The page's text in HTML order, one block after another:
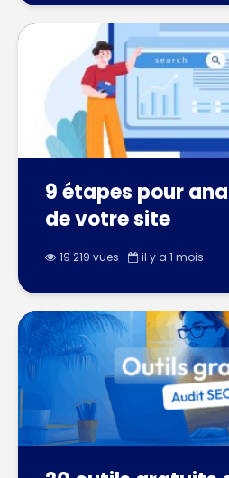
9 étapes pour
de votre site
19 219 vues il y a 1 mois